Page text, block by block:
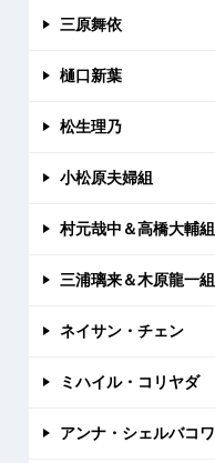
三原舞依
樋口新葉
松生理乃
小松原夫婦組
村元哉中＆高橋大輔組
三浦璃来＆木原龍一組
ネイサン・チェン
ミハイル・コリヤダ
アンナ・シェルバコワ